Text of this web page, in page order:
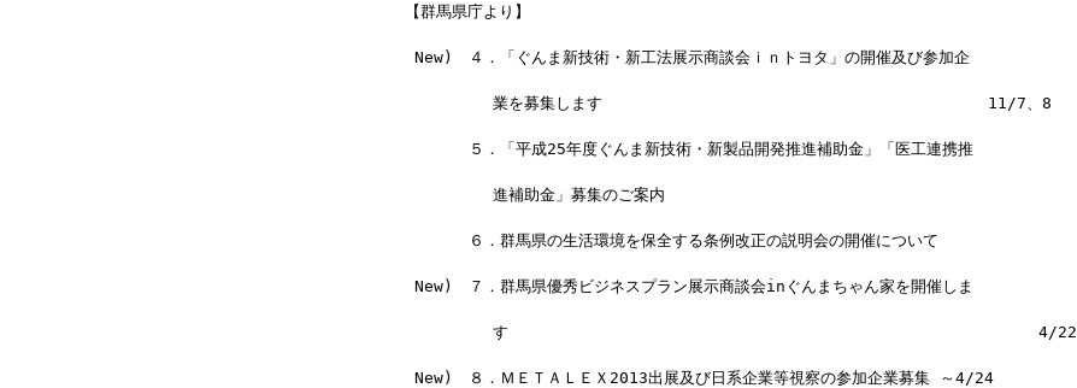
【群馬県庁より】
New)　４．「ぐんま新技術・新工法展示商談会ｉｎトヨタ」の開催及び参加企
業を募集します                                        11/7、8
     　５．「平成25年度ぐんま新技術・新製品開発推進補助金」「医工連携推
進補助金」募集のご案内
     　６．群馬県の生活環境を保全する条例改正の説明会の開催について
New)　７．群馬県優秀ビジネスプラン展示商談会inぐんまちゃん家を開催しま
す                                                       4/22
New)　８．ＭＥＴＡＬＥＸ2013出展及び日系企業等視察の参加企業募集 ～4/24